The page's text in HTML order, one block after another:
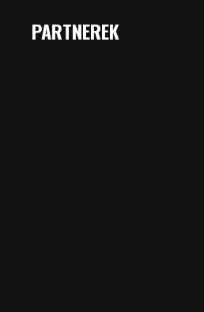
PARTNEREK